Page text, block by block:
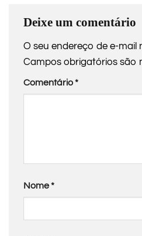
Deixe um comentário
O seu endereço de e-mail
Campos obrigatórios são
Comentário*
Nome*